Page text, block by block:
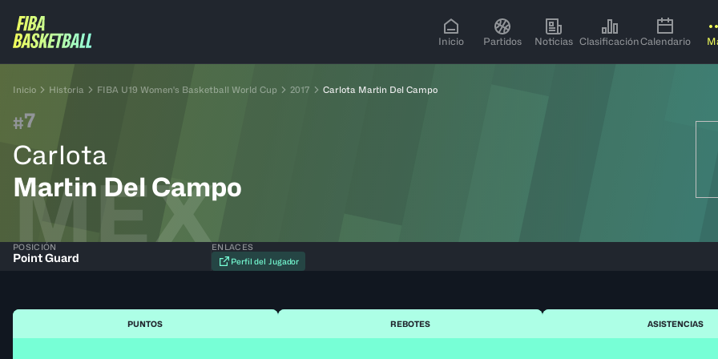
Inicio Partidos Noticias ClasificaciónCalendario
Inicio Historia FIBA U19 Women's Basketball World Cup 2017 Carlota Martin Del Campo
#7
Carlota
Martin Del Campo
MEX
POSICIÓN
Point Guard
ENLACES
Perfil del Jugador
PUNTOS REBOTES ASISTENCIAS